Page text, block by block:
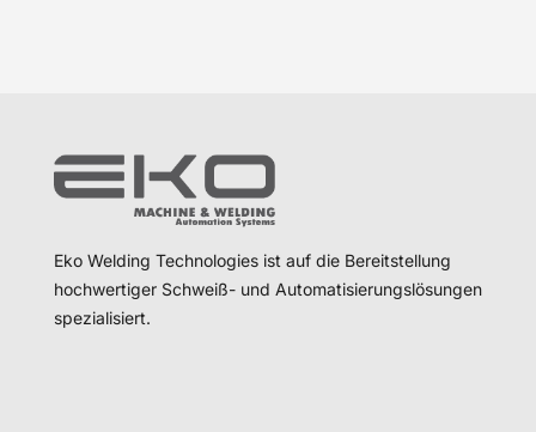
Eko Welding Technologies ist auf die Bereitstellung
hochwertiger Schweiß- und Automatisierungslösungen
spezialisiert.